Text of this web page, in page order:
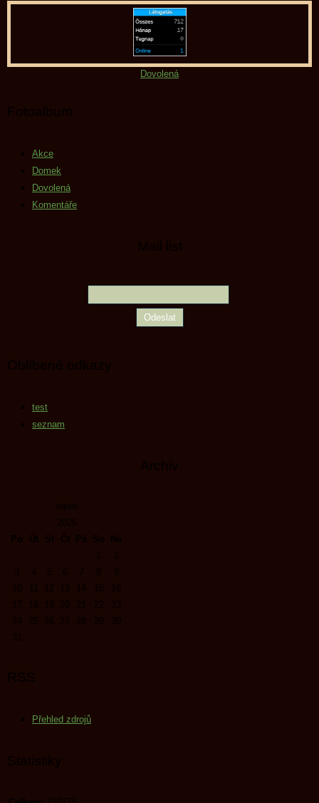
Dovolená
Fotoalbum
Akce
Domek
Dovolená
Komentáře
Mail list
Oblíbené odkazy
test
seznam
Archiv
srpen
2026
Po
Út St Čt Pá So
Ne
2
3
5 7 8
12 13 15
17
18 20 21 22
23
24
25 26 27 28 29
30
31
RSS
Přehled zdrojů
Statistiky